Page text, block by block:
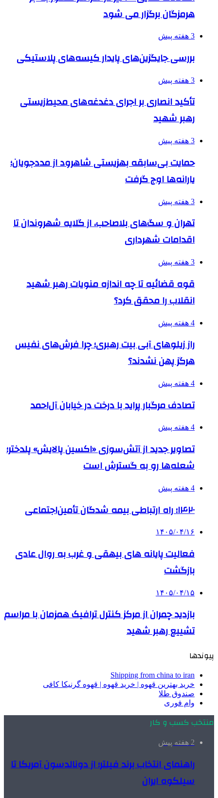
هرمزگان برگزار می شود
3 هفته پیش
بررسی جایگزین‌های پایدار کیسه‌های پلاستیکی
3 هفته پیش
تأکید انصاری بر اجرای دغدغه‌های محیط‌زیستی
رهبر شهید
3 هفته پیش
حمایت بی‌سابقه بهزیستی شاهرود از مددجویان؛
یارانه‌ها اوج گرفت
3 هفته پیش
تهران و سگ‌های بلاصاحب، از گلایه شهروندان تا
اقدامات شهرداری
3 هفته پیش
قوه قضائیه تا چه اندازه منویات رهبر شهید
انقلاب را محقق کرد؟
4 هفته پیش
راز زیلوهای آبی بیت رهبری؛ چرا فرش‌های نفیس
هرگز پهن نشدند؟
4 هفته پیش
تصادف مرگبار پراید با درخت در خیابان آل‌احمد
4 هفته پیش
تصاویر جدید از آتش‌سوزی «اکسین پالایش» پلدختر؛
شعله‌ها رو به گسترش است
4 هفته پیش
۱۴۲۰؛ راه ارتباطی بیمه شدگان تأمین‌اجتماعی
۱۴۰۵/۰۴/۱۶
فعالیت پایانه های بیهقی و غرب به روال عادی
بازگشت
۱۴۰۵/۰۴/۱۵
بازدید چمران از مرکز کنترل ترافیک همزمان با مراسم
تشییع رهبر شهید
پیوندها
Shipping from china to iran
خرید بهترین قهوه | خرید قهوه | قهوه گرنیکا کافی
صندوق طلا
وام فوری
منتخب کسب و کار
2 هفته پیش
راهنمای انتخاب برند فیلتر؛ از دونالدسون آمریکا تا
سیلکوه ایران